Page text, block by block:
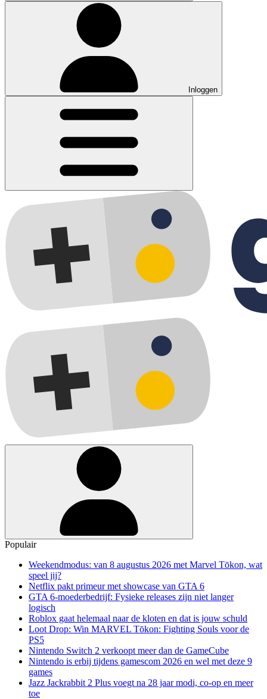
Inloggen
Populair
Weekendmodus: van 8 augustus 2026 met Marvel Tōkon, wat
speel jij?
Netflix pakt primeur met showcase van GTA 6
GTA 6-moederbedrijf: Fysieke releases zijn niet langer
logisch
Roblox gaat helemaal naar de kloten en dat is jouw schuld
Loot Drop: Win MARVEL Tōkon: Fighting Souls voor de
PS5
Nintendo Switch 2 verkoopt meer dan de GameCube
Nintendo is erbij tijdens gamescom 2026 en wel met deze 9
games
Jazz Jackrabbit 2 Plus voegt na 28 jaar modi, co-op en meer
toe